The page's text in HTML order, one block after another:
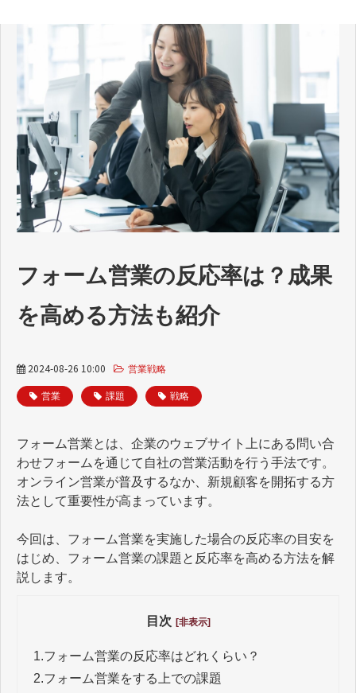
フォーム営業の反応率は？成果
を高める方法も紹介
2024-08-26 10:00 営業戦略
営業 課題 戦略
フォーム営業とは、企業のウェブサイト上にある問い合
わせフォームを通じて自社の営業活動を行う手法です。
オンライン営業が普及するなか、新規顧客を開拓する方
法として重要性が高まっています。
今回は、フォーム営業を実施した場合の反応率の目安を
はじめ、フォーム営業の課題と反応率を高める方法を解
説します。
目次 [非表示]
1.フォーム営業の反応率はどれくらい？
2.フォーム営業をする上での課題